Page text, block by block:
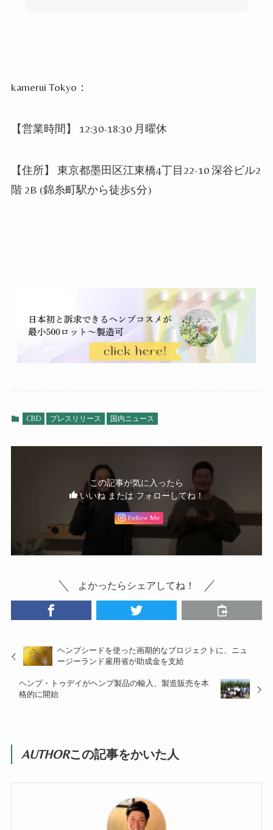
kamerui Tokyo：
【営業時間】 12:30-18:30 月曜休
【住所】 東京都墨田区江東橋4丁目22-10 深谷ビル2
階 2B (錦糸町駅から徒歩5分)
CBD プレスリリース 国内ニュース
この記事が気に入ったら
いいね または フォローしてね！
Follow Me
よかったらシェアしてね！
ヘンプシードを使った画期的なプロジェクトに、ニュ
ージーランド雇用省が助成金を支給
ヘンプ・トゥデイがヘンプ製品の輸入、製造販売を本
格的に開始
AUTHORこの記事をかいた人